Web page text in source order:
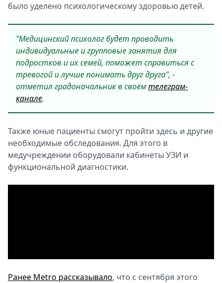
было уделено психологическому здоровью детей.
"Медицинский психолог будет проводить
индивидуальные и групповые занятия для
подростков и их семей, поможет справиться с
тревогой и лучше понимать друг друга", -
отметил градоначальник в своёмтелеграм-
канале.
Также юные пациенты смогут пройти здесь и другие
необходимые обследования. Для этого в
медучреждении оборудовали кабинеты УЗИ и
функциональной диагностики.
Ранее Metro рассказывало, что с сентября этого